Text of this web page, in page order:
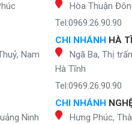
Nam
Ninh
Hòa Thuận
Tel:0969.26.90.90
CHI NHÁNH HÀ
Ngã Ba, Thị
Hà Tĩnh
Tel:0969.26.90.90
CHI NHÁNH
Hưng Phúc,